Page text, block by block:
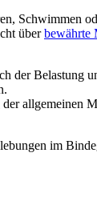
Schwimmen
überbewährte
der Belastung
allgemeinen
im